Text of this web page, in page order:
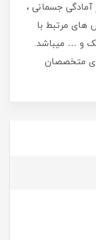
جسمانی ،
های مرتبط با
و … میباشد.
متخصصان